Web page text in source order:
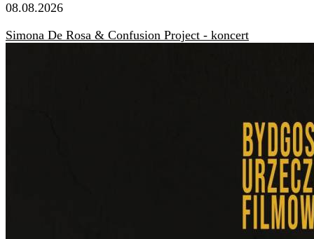
08.08.2026
Simona De Rosa & Confusion Project - koncert